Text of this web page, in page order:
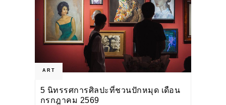
ART
5 นิทรรศการศิลปะที่ชวนปักหมุด เดือน
กรกฎาคม 2569